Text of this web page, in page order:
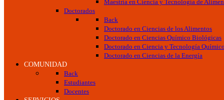
Maestría en Ciencia y Tecnología de
Doctorados
Back
Doctorado en Ciencias de los Alimentos
Doctorado en Ciencias Químico Biológicas
Doctorado en Ciencia y Tecnología
Doctorado en Ciencias de la Energía
COMUNIDAD
Back
Estudiantes
Docentes